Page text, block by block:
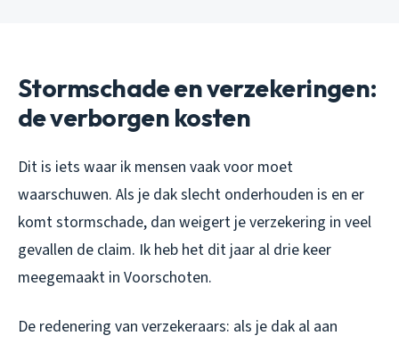
Stormschade en verzekeringen:
de verborgen kosten
Dit is iets waar ik mensen vaak voor moet
waarschuwen. Als je dak slecht onderhouden is en er
komt stormschade, dan weigert je verzekering in veel
gevallen de claim. Ik heb het dit jaar al drie keer
meegemaakt in Voorschoten.
De redenering van verzekeraars: als je dak al aan